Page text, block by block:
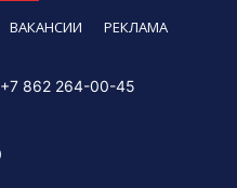
ВАКАНСИИ РЕКЛАМА
+7 862 264-00-45